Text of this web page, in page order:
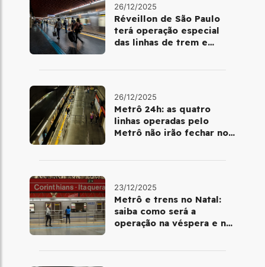
26/12/2025
Réveillon de São Paulo
terá operação especial
das linhas de trem e
26/12/2025
Metrô 24h: as quatro
linhas operadas pelo
Metrô não irão fechar no
23/12/2025
Metrô e trens no Natal:
saiba como será a
operação na véspera e no